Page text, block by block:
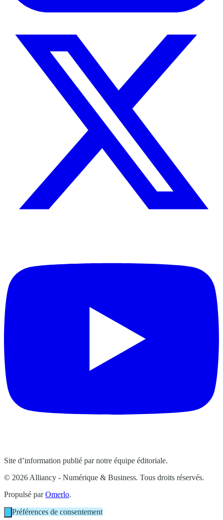
Site d’information publié par notre équipe éditoriale.
© 2026 Alliancy - Numérique & Business. Tous droits réservés.
Propulsé parOmerlo.
Préférences de consentement